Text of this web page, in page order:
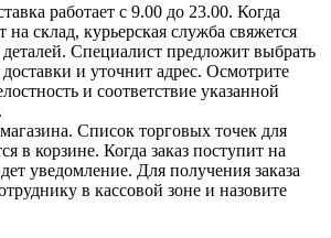
работает с 9.00 до 23.00. Когда
на склад, курьерская служба свяжется
деталей. Специалист предложит выбрать
и уточнит адрес. Осмотрите
и соответствие указанной
Список торговых точек для
в корзине. Когда заказ поступит на
уведомление. Для получения заказа
в кассовой зоне и назовите